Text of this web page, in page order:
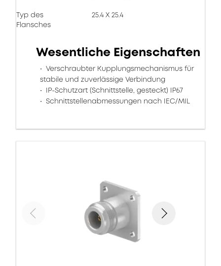
Typ des
Flansches
25.4 X 25.4
Wesentliche Eigenschaften
Verschraubter Kupplungsmechanismus für
stabile und zuverlässige Verbindung
IP-Schutzart (Schnittstelle, gesteckt) IP67
Schnittstellenabmessungen nach IEC/MIL